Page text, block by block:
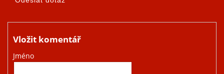
Vložit komentář
Jméno